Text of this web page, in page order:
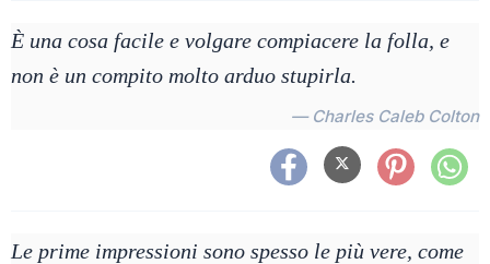
È una cosa facile e volgare compiacere la folla, e
non è un compito molto arduo stupirla.
— Charles Caleb Colton
Le prime impressioni sono spesso le più vere, come